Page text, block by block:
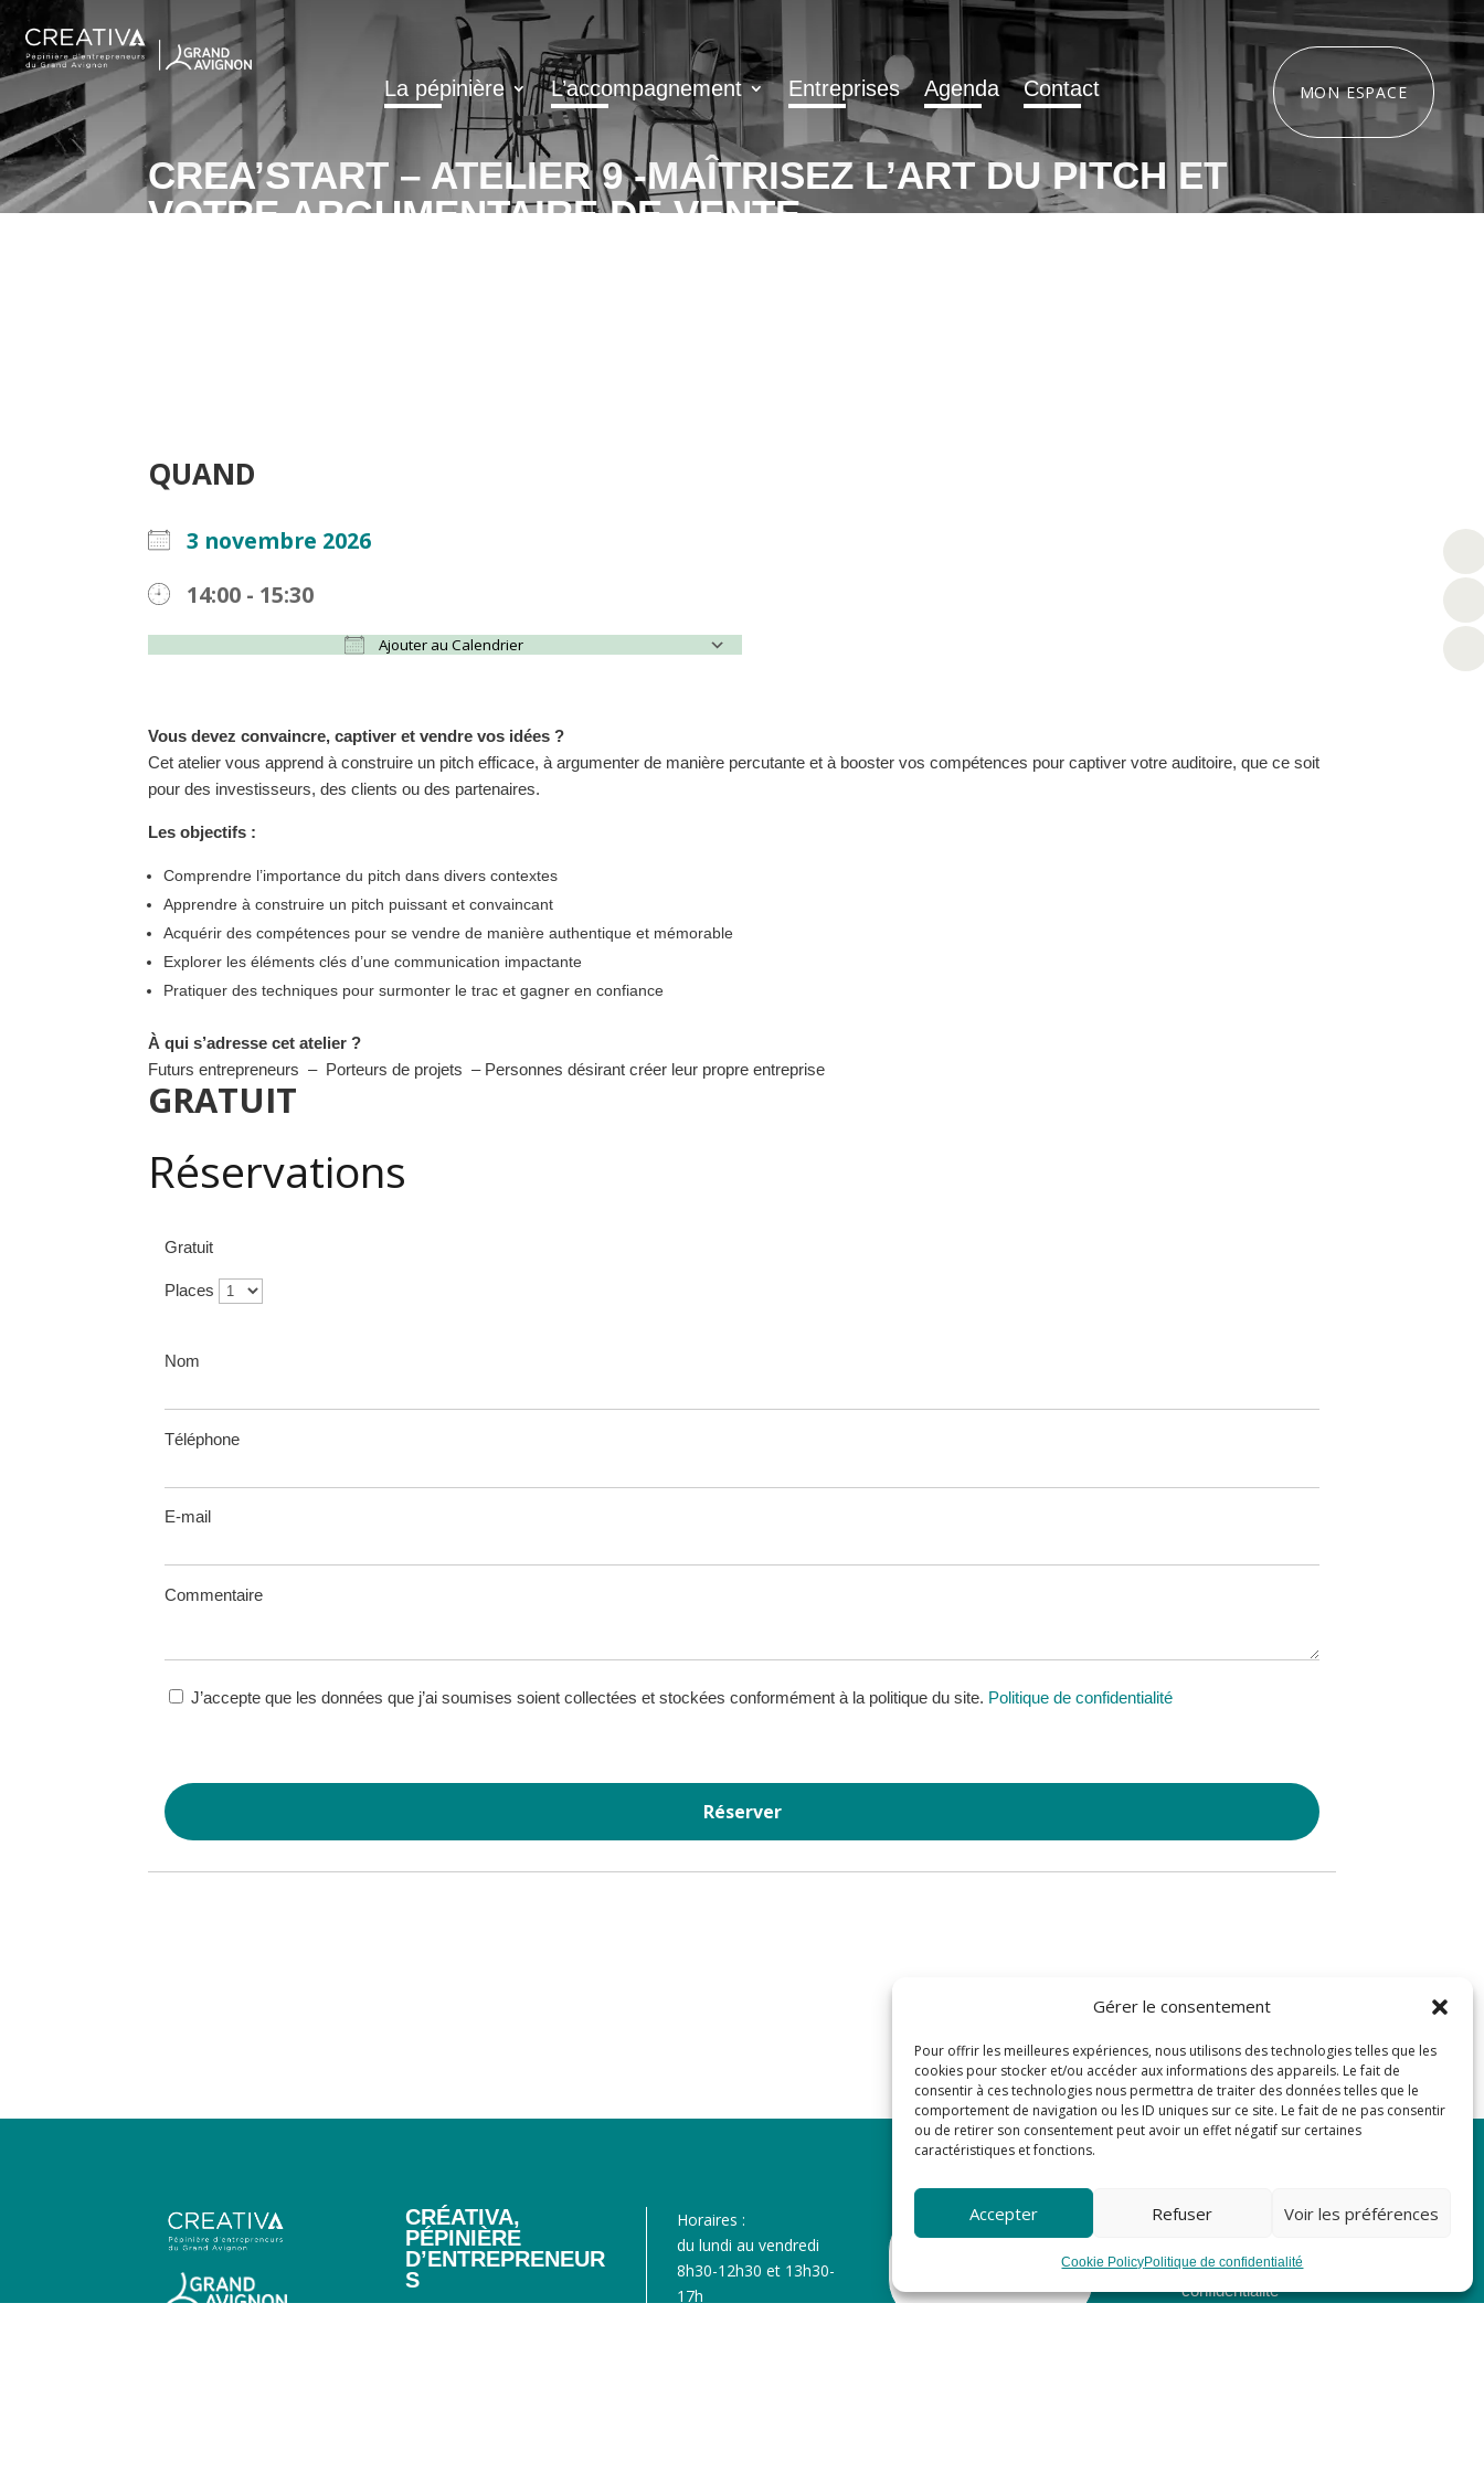
Gérer le consentement
Pour offrir les meilleures expériences, nous utilisons des technologies telles que les
cookies pour stocker et/ou accéder aux informations des appareils. Le fait de
consentir à ces technologies nous permettra de traiter des données telles que le
comportement de navigation ou les ID uniques sur ce site. Le fait de ne pas consentir
ou de retirer son consentement peut avoir un effet négatif sur certaines
caractéristiques et fonctions.
Accepter Refuser Voir les préférences
Cookie PolicyPolitique de confidentialité
La pépinière L’accompagnement Entreprises Agenda Contact MON ESPACE
CREA’START – ATELIER 9 -MAÎTRISEZ L’ART DU PITCH ET
VOTRE ARGUMENTAIRE DE VENTE
QUAND
3 novembre 2026
14:00 - 15:30
Ajouter au Calendrier
Vous devez convaincre, captiver et vendre vos idées ?
Cet atelier vous apprend à construire un pitch efficace, à argumenter de manière percutante et à booster vos compétences pour captiver votre auditoire, que ce soit
pour des investisseurs, des clients ou des partenaires.
Les objectifs :
Comprendre l’importance du pitch dans divers contextes
Apprendre à construire un pitch puissant et convaincant
Acquérir des compétences pour se vendre de manière authentique et mémorable
Explorer les éléments clés d’une communication impactante
Pratiquer des techniques pour surmonter le trac et gagner en confiance
À qui s’adresse cet atelier ?
Futurs entrepreneurs – Porteurs de projets – Personnes désirant créer leur propre entreprise
GRATUIT
Réservations
Gratuit
Places
Nom
Téléphone
E-mail
Commentaire
J’accepte que les données que j’ai soumises soient collectées et stockées conformément à la politique du site. Politique de confidentialité
CRÉATIVA,
PÉPINIÈRE
D’ENTREPRENEUR
S
Horaires :
du lundi au vendredi
8h30-12h30 et 13h30-
17h
Mentions légales
5
Politique de
confidentialité